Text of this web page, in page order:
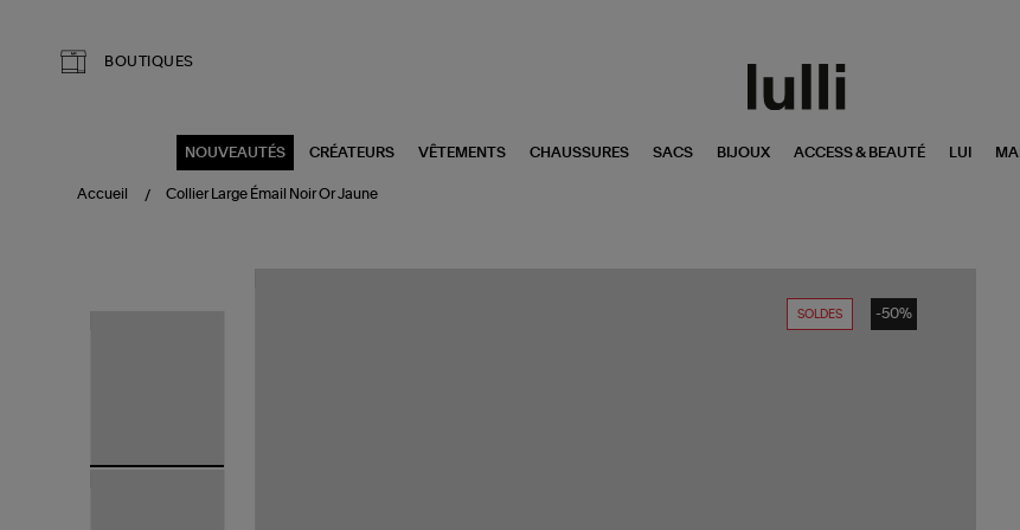
BOUTIQUES
NOUVEAUTÉS CRÉATEURS VÊTEMENTS CHAUSSURES SACS BIJOUX ACCESS & BEAUTÉ LUI
Accueil Collier Large Émail Noir Or Jaune
SOLDES -50%